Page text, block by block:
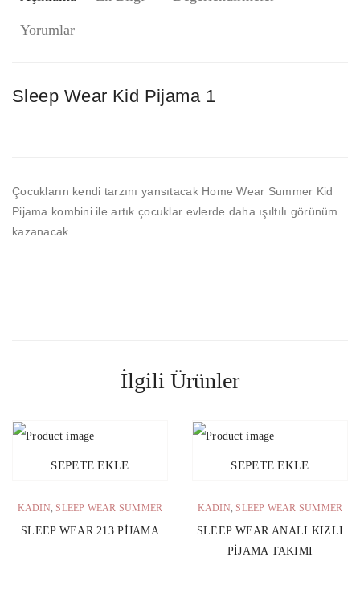
Yorumlar
Sleep Wear Kid Pijama 1
Çocukların kendi tarzını yansıtacak Home Wear Summer Kid
Pijama kombini ile artık çocuklar evlerde daha ışıltılı görünüm
kazanacak.
İlgili Ürünler
SEPETE EKLE
KADIN,SLEEP WEAR SUMMER
SLEEP WEAR 213 PIJAMA
SEPETE EKLE
KADIN,SLEEP WEAR SUMMER
SLEEP WEAR ANALI KIZLI
PIJAMA TAKIMI